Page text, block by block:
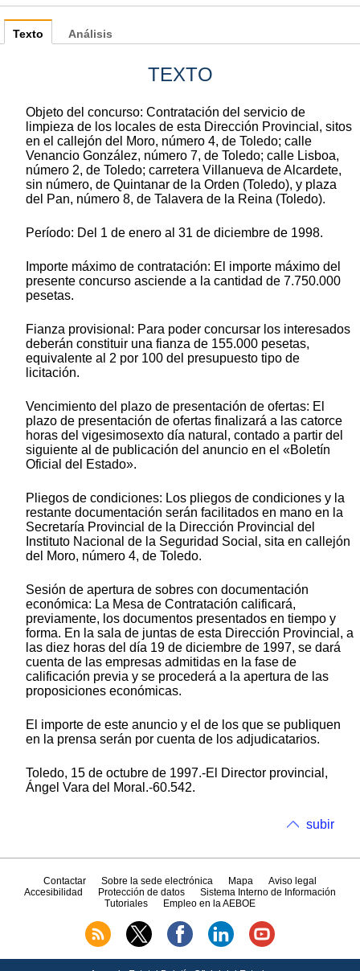
Texto
TEXTO
Objeto del concurso: Contratación del servicio de
limpieza de los locales de esta Dirección Provincial, sitos
en el callejón del Moro, número 4, de Toledo; calle
Venancio González, número 7, de Toledo; calle Lisboa,
número 2, de Toledo; carretera Villanueva de Alcardete,
sin número, de Quintanar de la Orden (Toledo), y plaza
del Pan, número 8, de Talavera de la Reina (Toledo).
Período: Del 1 de enero al 31 de diciembre de 1998.
Importe máximo de contratación: El importe máximo del
presente concurso asciende a la cantidad de 7.750.000
pesetas.
Fianza provisional: Para poder concursar los interesados
deberán constituir una fianza de 155.000 pesetas,
equivalente al 2 por 100 del presupuesto tipo de
licitación.
Vencimiento del plazo de presentación de ofertas: El
plazo de presentación de ofertas finalizará a las catorce
horas del vigesimosexto día natural, contado a partir del
siguiente al de publicación del anuncio en el «Boletín
Oficial del Estado».
Pliegos de condiciones: Los pliegos de condiciones y la
restante documentación serán facilitados en mano en la
Secretaría Provincial de la Dirección Provincial del
Instituto Nacional de la Seguridad Social, sita en callejón
del Moro, número 4, de Toledo.
Sesión de apertura de sobres con documentación
económica: La Mesa de Contratación calificará,
previamente, los documentos presentados en tiempo y
forma. En la sala de juntas de esta Dirección Provincial, a
las diez horas del día 19 de diciembre de 1997, se dará
cuenta de las empresas admitidas en la fase de
calificación previa y se procederá a la apertura de las
proposiciones económicas.
El importe de este anuncio y el de los que se publiquen
en la prensa serán por cuenta de los adjudicatarios.
Toledo, 15 de octubre de 1997.-El Director provincial,
Ángel Vara del Moral.-60.542.
Análisis
subir
Contactar Sobre la sede electrónica Mapa
Aviso legal
Accesibilidad
Protección de datos
Sistema Interno de Información
Tutoriales
Empleo en la AEBOE